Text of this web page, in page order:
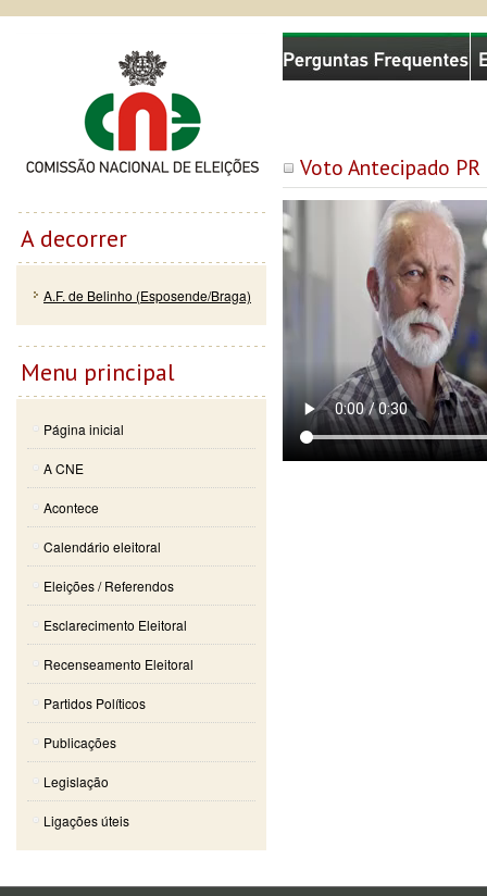
Voto Antecipado
Comissão Nacional de Eleições
A decorrer
A.F. de Belinho (Esposende/Braga)
Menu principal
Página inicial
A CNE
Acontece
Calendário eleitoral
Eleições / Referendos
Esclarecimento Eleitoral
Recenseamento Eleitoral
Partidos Políticos
Publicações
Legislação
Ligações úteis